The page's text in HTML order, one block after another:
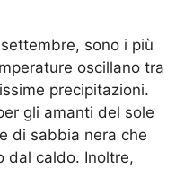
sono i più
oscillano tra
precipitazioni.
gli amanti del sole
di sabbia nera che
dal caldo. Inoltre,